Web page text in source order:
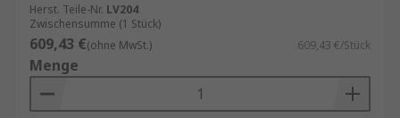
Herst. Teile-Nr. LV204
Zwischensumme (1 Stück)
609,43 €(ohne MwSt.) 609,43 €/Stück
Menge